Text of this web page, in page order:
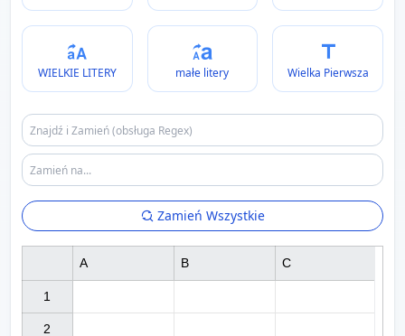
WIELKIE LITERY małe litery Wielka Pierwsza
Zamień Wszystkie
1
2
A B C